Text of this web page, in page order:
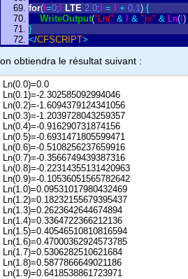
for( =0; LTE 2.0; = + 0.1) {
WriteOutput("Ln(" & & ")=" & Ln( )
}
</CFSCRIPT>
on obtiendra le résultat suivant :
Ln(0.0)=0.0
Ln(0.1)=-2.302585092994046
Ln(0.2)=-1.6094379124341056
Ln(0.3)=-1.2039728043259357
Ln(0.4)=-0.916290731874156
Ln(0.5)=-0.6931471805599471
Ln(0.6)=-0.5108256237659916
Ln(0.7)=-0.3566749439387316
Ln(0.8)=-0.22314355131420963
Ln(0.9)=-0.10536051565782642
Ln(1.0)=0.09531017980432469
Ln(1.2)=0.18232155679395437
Ln(1.3)=0.2623642644674894
Ln(1.4)=0.3364722366212136
Ln(1.5)=0.40546510810816594
Ln(1.6)=0.47000362924573785
Ln(1.7)=0.5306282510621684
Ln(1.8)=0.5877866649021186
Ln(1.9)=0.6418538861723971